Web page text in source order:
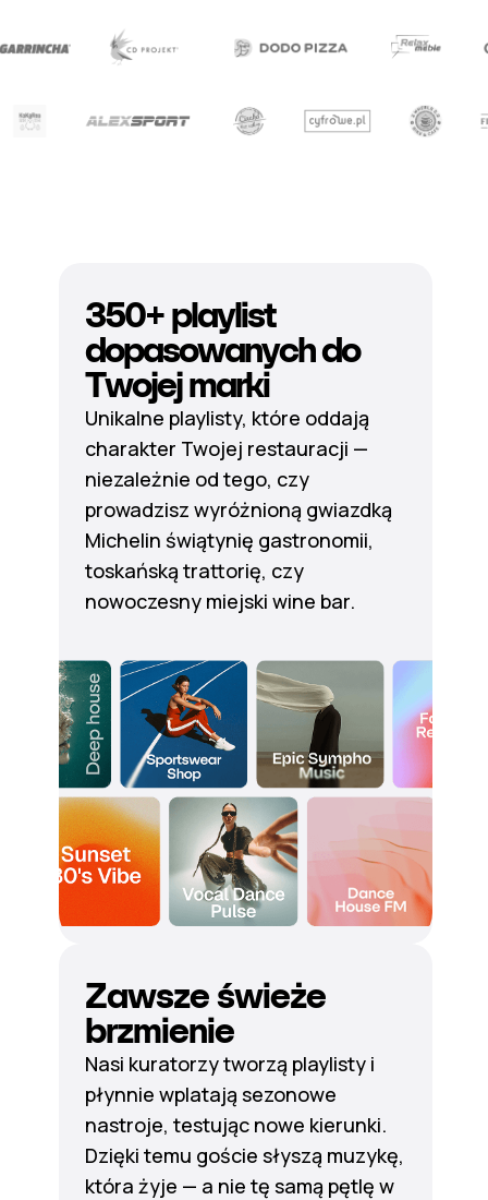
350+ playlist
dopasowanych do
Twojej marki
Unikalne playlisty, które oddają
charakter Twojej restauracji —
niezależnie od tego, czy
prowadzisz wyróżnioną gwiazdką
Michelin świątynię gastronomii,
toskańską trattorię, czy
nowoczesny miejski wine bar.
Zawsze świeże
brzmienie
Nasi kuratorzy tworzą playlisty i
płynnie wplatają sezonowe
nastroje, testując nowe kierunki.
Dzięki temu goście słyszą muzykę,
która żyje — a nie tę samą pętlę w